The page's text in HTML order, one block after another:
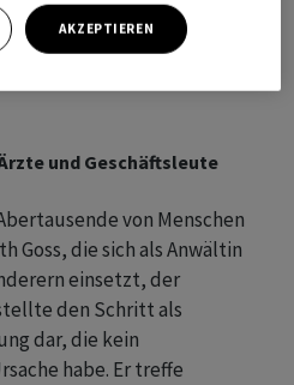
dieses Verfahren zurück.
anderem, dass die
und Geschäftsleute
von Menschen
Goss, die sich als Anwältin
einsetzt, der
den Schritt als
dar, die kein
habe. Er treffe
AKZEPTIEREN